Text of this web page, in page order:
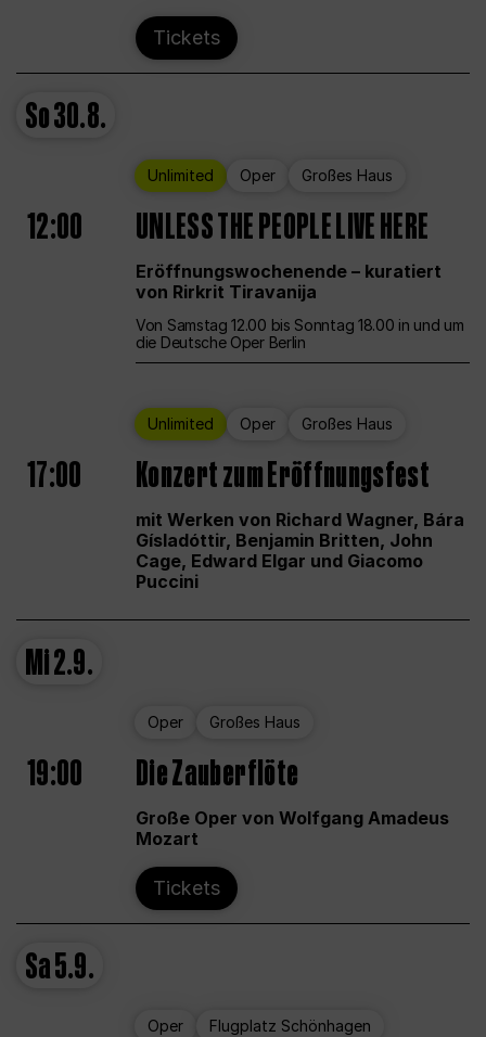
Tickets
So30.8.
Unlimited Oper Großes Haus
12:00 UNLESS THE PEOPLE LIVE HERE
Eröffnungswochenende – kuratiert
von Rirkrit Tiravanija
Von Samstag 12.00 bis Sonntag 18.00 in und um
die Deutsche Oper Berlin
Unlimited Oper Großes Haus
17:00 Konzert zum Eröffnungsfest
mit Werken von Richard Wagner, Bára
Gísladóttir, Benjamin Britten, John
Cage, Edward Elgar und Giacomo
Puccini
Mi2.9.
Oper Großes Haus
19:00 Die Zauberflöte
Große Oper von Wolfgang Amadeus
Mozart
Tickets
Sa5.9.
Oper Flugplatz Schönhagen